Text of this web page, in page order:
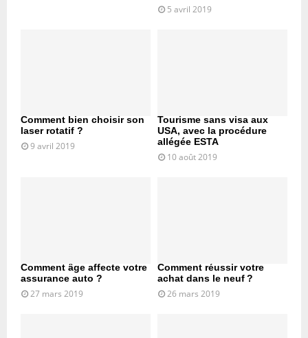
5 avril 2019
Comment bien choisir son
laser rotatif ?
9 avril 2019
Tourisme sans visa aux
USA, avec la procédure
allégée ESTA
10 août 2019
Comment âge affecte votre
assurance auto ?
27 mars 2019
Comment réussir votre
achat dans le neuf ?
26 mars 2019